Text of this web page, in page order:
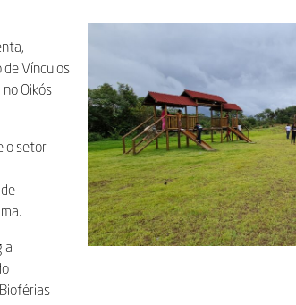
de Vínculos
Oikós
o setor